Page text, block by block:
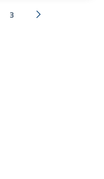
3 Successiva »